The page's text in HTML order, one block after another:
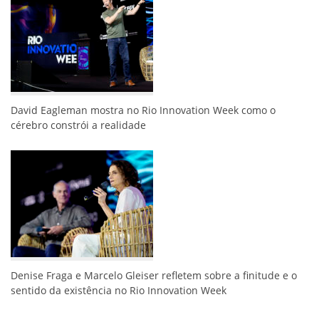
David Eagleman mostra no Rio Innovation Week como o
cérebro constrói a realidade
Denise Fraga e Marcelo Gleiser refletem sobre a finitude e o
sentido da existência no Rio Innovation Week